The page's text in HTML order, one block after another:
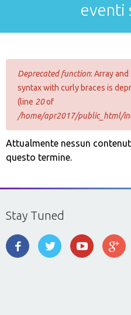
eventi
Deprecated function: Array
syntax with curly braces is
(line 20of
/home/apr2017/public_html/
Attualmente nessun
questo termine.
Stay Tuned